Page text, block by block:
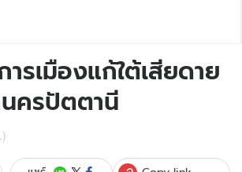
รเมืองแก้ใต้เสียดาย
ครปัตตานี